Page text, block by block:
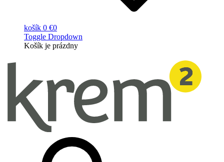
košík 0 €0
Toggle Dropdown
Košík je prázdny